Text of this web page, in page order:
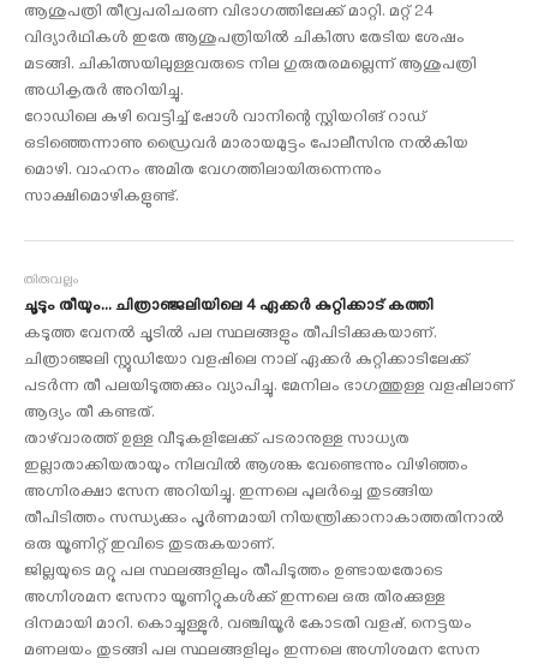
ആശുപത്രി തീവ്രപരിചരണ വിഭാഗത്തിലേക്ക് മാറ്റി. മറ്റ് 24
വിദ്യാർഥികൾ ഇതേ ആശുപത്രിയിൽ ചികിത്സ തേടിയ ശേഷം
മടങ്ങി. ചികിത്സയിലുള്ളവരുടെ നില ഗുരുതരമല്ലെന്ന് ആശുപത്രി
അധികൃതർ അറിയിച്ചു.
റോഡിലെ കുഴി വെട്ടിച്ച് പ്പോൾ വാനിന്റെ സ്റ്റിയറിങ് റാഡ്
ഒടിഞ്ഞെന്നാണു ഡ്രൈവർ മാരായമുട്ടം പോലീസിനു നൽകിയ
മൊഴി. വാഹനം അമിത വേഗത്തിലായിരുന്നെന്നും
സാക്ഷിമൊഴികളുണ്ട്.
തിരുവല്ലം
ചൂടും തീയും... ചിത്രാഞ്ജലിയിലെ 4 ഏക്കർ കുറ്റിക്കാട് കത്തി
കടുത്ത വേനൽ ചൂടിൽ പല സ്ഥലങ്ങളും തീപിടിക്കുകയാണ്.
ചിത്രാഞ്ജലി സ്റ്റുഡിയോ വളപ്പിലെ നാല് ഏക്കർ കുറ്റിക്കാടിലേക്ക്
പടർന്ന തീ പലയിടുത്തക്കും വ്യാപിച്ചു. മേനിലം ഭാഗത്തുള്ള വളപ്പിലാണ്
ആദ്യം തീ കണ്ടത്.
താഴ്‌വാരത്ത് ഉള്ള വീടുകളിലേക്ക് പടരാനുള്ള സാധ്യത
ഇല്ലാതാക്കിയതായും നിലവിൽ ആശങ്ക വേണ്ടെന്നും വിഴിഞ്ഞം
അഗ്നിരക്ഷാ സേന അറിയിച്ചു. ഇന്നലെ പുലർച്ചെ തുടങ്ങിയ
തീപിടിത്തം സന്ധ്യക്കും പൂർണമായി നിയന്ത്രിക്കാനാകാത്തതിനാൽ
ഒരു യൂണിറ്റ് ഇവിടെ തുടരുകയാണ്.
ജില്ലയുടെ മറ്റു പല സ്ഥലങ്ങളിലും തീപിടുത്തം ഉണ്ടായതോടെ
അഗ്നിശമന സേനാ യൂണിറ്റുകൾക്ക് ഇന്നലെ ഒരു തിരക്കുള്ള
ദിനമായി മാറി. കൊച്ചുള്ളുർ, വഞ്ചിയൂർ കോടതി വളപ്പ്, നെട്ടയം
മണലയം തുടങ്ങി പല സ്ഥലങ്ങളിലും ഇന്നലെ അഗ്നിശമന സേന